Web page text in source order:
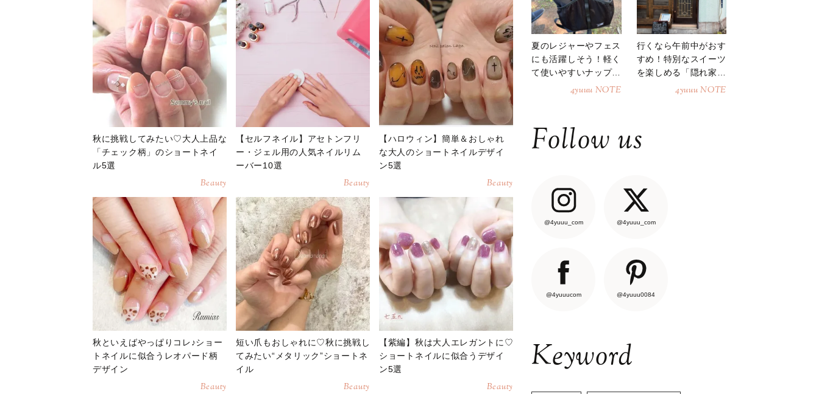
秋に挑戦してみたい♡大人上品な
「チェック柄」のショートネイ
ル5選
Beauty
【セルフネイル】アセトンフリ
ー・ジェル用の人気ネイルリム
ーバー10選
Beauty
【ハロウィン】簡単＆おしゃれ
な大人のショートネイルデザイ
ン5選
Beauty
秋といえばやっぱりコレ♪ショー
トネイルに似合うレオパード柄
デザイン
Beauty
短い爪もおしゃれに♡秋に挑戦し
てみたい“メタリック”ショートネ
イル
Beauty
【紫編】秋は大人エレガントに♡
ショートネイルに似合うデザイ
ン5選
Beauty
夏のレジャーやフェス
にも活躍しそう！軽く
て使いやすいナップサ
4yuuu NOTE
行くなら午前中がおす
すめ！特別なスイーツ
を楽しめる「隠れ家カ
4yuuu NOTE
Follow us
@4yuuu_com @4yuuu_com
@4yuuucom @4yuuu0084
Keyword